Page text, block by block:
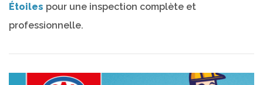
Étoiles pour une inspection complète et
professionnelle.